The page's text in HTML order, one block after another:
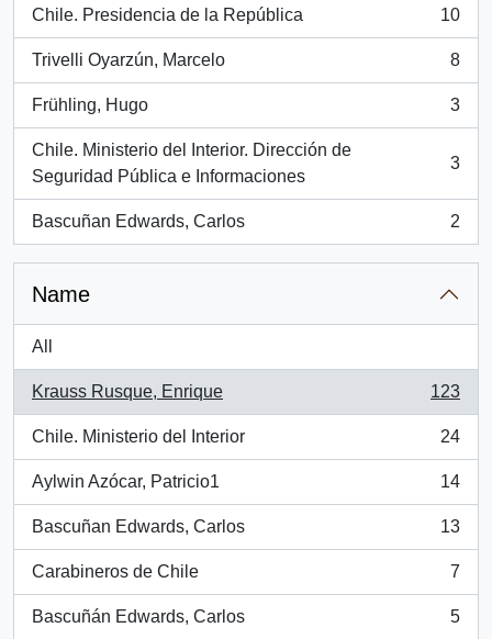
Chile. Presidencia de la República
, 10 results
10
Trivelli Oyarzún, Marcelo
, 8 results
8
Frühling, Hugo
, 3 results
3
Chile. Ministerio del Interior. Dirección de
Seguridad Pública e Informaciones
, 3 results
3
Bascuñan Edwards, Carlos
, 2 results
2
Name
All
Krauss Rusque, Enrique
, 123 results
123
Chile. Ministerio del Interior
, 24 results
24
Aylwin Azócar, Patricio1
, 14 results
14
Bascuñan Edwards, Carlos
, 13 results
13
Carabineros de Chile
, 7 results
7
Bascuñán Edwards, Carlos
, 5 results
5